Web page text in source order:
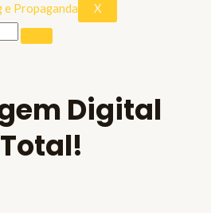
X
Digital